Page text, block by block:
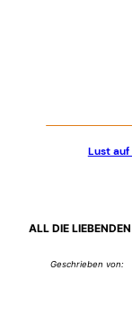
Lust
ALL DIE
Geschrieben von: